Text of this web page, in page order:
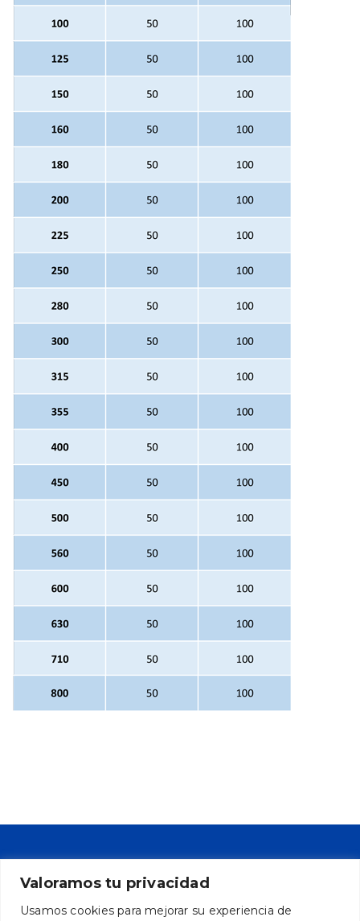
Valoramos tu privacidad
Usamos cookies para mejorar su experiencia de